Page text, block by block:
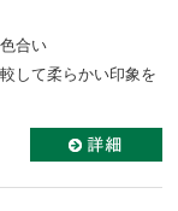
合い
して柔らかい印象を